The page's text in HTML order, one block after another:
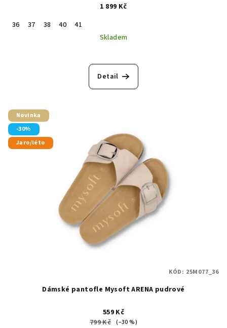
1 899 Kč
36
37 38 40
41
Skladem
Detail
Novinka
-30%
Jaro/léto
Dámské pantofle Mysoft ARENA pudrové
559 Kč
799 Kč (–30 %)
KÓD: 25M077_36